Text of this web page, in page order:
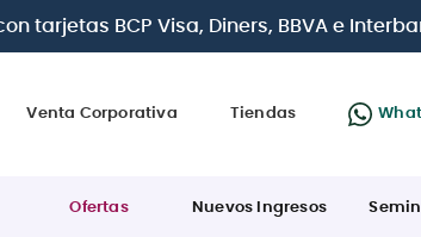
tarjetas BCP Visa, Diners, BBVA e
Venta Corporativa Tiendas
Ofertas Nuevos Ingresos